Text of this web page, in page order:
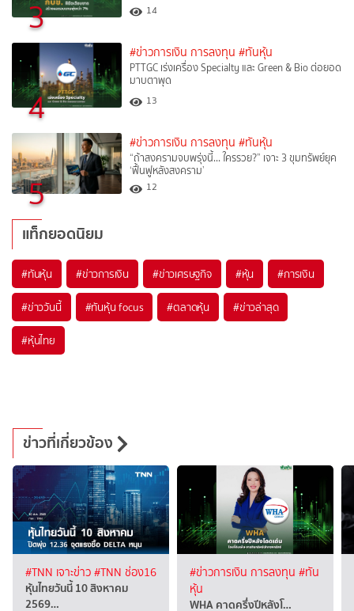
3 14
4
#ข่าวการเงิน การลงทุน #ทันหุ้น
PTTGC เร่งเครื่อง Specialty และ Green & Bio ต่อยอด
มาบตาพุด
13
5
#ข่าวการเงิน การลงทุน #ทันหุ้น
“ถ้าสงครามจบพรุ่งนี้… ใครรวย?” เจาะ 3 ขุมทรัพย์ยุค
‘ฟื้นฟูหลังสงคราม’
12
แท็กยอดนิยม
#ทันหุ้น #ข่าวการเงิน #ข่าวเศรษฐกิจ #หุ้น #การเงิน
#ข่าววันนี้ #ทันหุ้น focus #ตลาดหุ้น #ข่าวล่าสุด
#หุ้นไทย
ข่าวที่เกี่ยวข้อง
#TNN เจาะข่าว#TNN ช่อง16
หุ้นไทยวันนี้ 10 สิงหาคม
2569…
#ข่าวการเงิน การลงทุน #ทัน
หุ้น
WHA คาดครึ่งปีหลังโ…